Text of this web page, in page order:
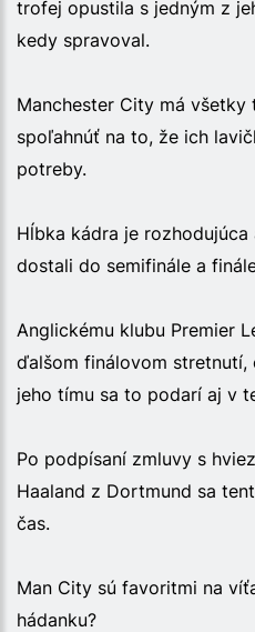
trofej opustila s jedným z
kedy spravoval.
Manchester City má všetky
spoľahnúť na to, že ich
potreby.
Hĺbka kádra je
dostali do semifinále a
Anglickému klubu Premier
ďalšom finálovom stretnutí,
jeho tímu sa to podarí aj v
Po podpísaní zmluvy s
Haaland z Dortmund sa
čas.
Man City sú favoritmi na
hádanku?